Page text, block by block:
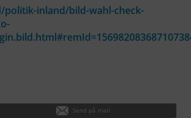
inland/bild-wahl-check-
Send på mail